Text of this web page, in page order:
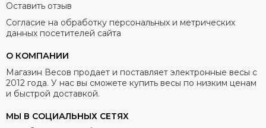
Оставить отзыв
Согласие на обработку персональных и метрических
данных посетителей сайта
О КОМПАНИИ
Магазин Весов продает и поставляет электронные весы с
2012 года. У нас вы сможете купить весы по низким ценам
и быстрой доставкой.
МЫ В СОЦИАЛЬНЫХ СЕТЯХ